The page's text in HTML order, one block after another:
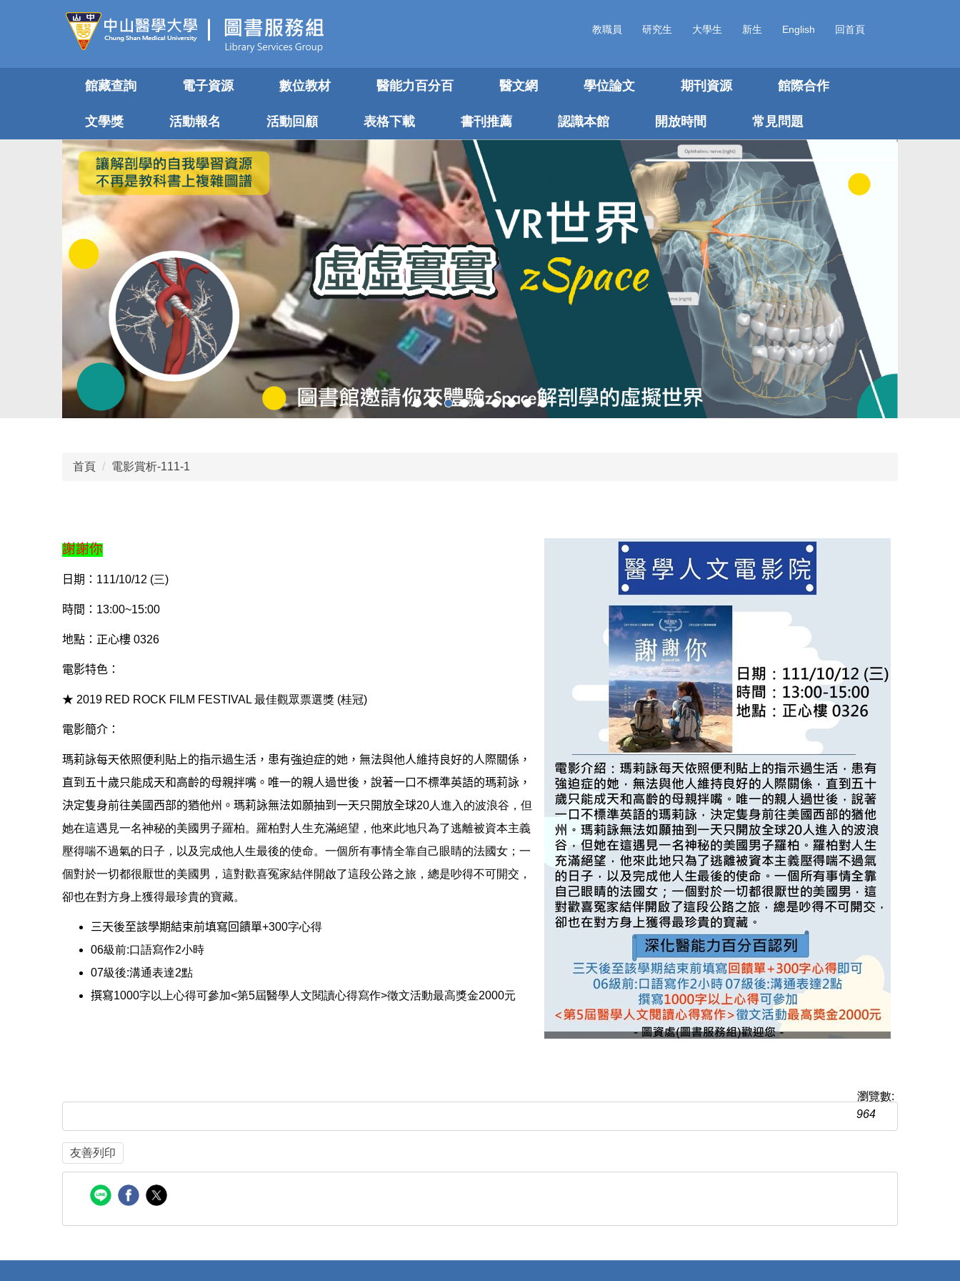
教職員 研究生 大學生 新生 English 回首頁
館藏查詢 電子資源 數位教材 醫能力百分百 醫文網 學位論文 期刊資源 館際合作
文學獎 活動報名 活動回顧 表格下載 書刊推薦 認識本館 開放時間 常見問題
首頁 電影賞析-111-1
謝謝你
日期： 111/10/12 (三)
時間： 13:00~15:00
地點：正心樓 0326
電影特色：
★ 2019 RED ROCK FILM FESTIVAL 最佳觀眾票選獎 (桂冠)
電影簡介：
瑪莉詠每天依照便利貼上的指示過生活，患有強迫症的她，無法與他人維持良好的人際關係，
直到五十歲只能成天和高齡的母親拌嘴。唯一的親人過世後，說著一口不標準英語的瑪莉詠，
決定隻身前往美國西部的猶他州。瑪莉詠無法如願抽到一天只開放全球20人進入的波浪谷，但
她在這遇見一名神秘的美國男子羅柏。羅柏對人生充滿絕望，他來此地只為了逃離被資本主義
壓得喘不過氣的日子，以及完成他人生最後的使命。一個所有事情全靠自己眼睛的法國女；一
個對於一切都很厭世的美國男，這對歡喜冤家結伴開啟了這段公路之旅，總是吵得不可開交，
卻也在對方身上獲得最珍貴的寶藏。
三天後至該學期結束前填寫回饋單+300字心得
06級前:口語寫作2小時
07級後:溝通表達2點
撰寫1000字以上心得可參加<第5屆醫學人文閱讀心得寫作>徵文活動最高獎金2000元
瀏覽數:
964
友善列印